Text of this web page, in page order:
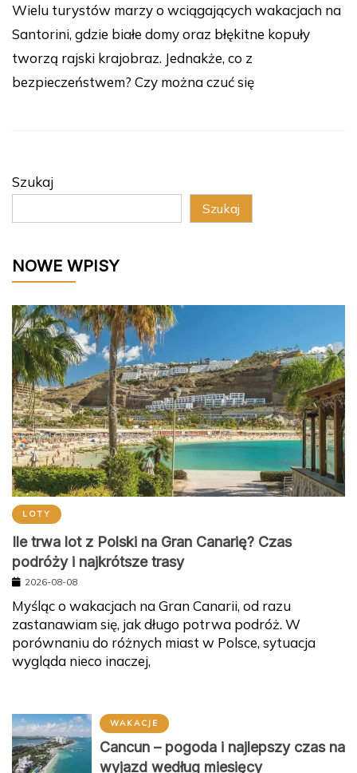
Wielu turystów marzy o wciągających wakacjach na
Santorini, gdzie białe domy oraz błękitne kopuły
tworzą rajski krajobraz. Jednakże, co z
bezpieczeństwem? Czy można czuć się
Szukaj
Szukaj
NOWE WPISY
LOTY
Ile trwa lot z Polski na Gran Canarię? Czas
podróży i najkrótsze trasy
2026-08-08
Myśląc o wakacjach na Gran Canarii, od razu
zastanawiam się, jak długo potrwa podróż. W
porównaniu do różnych miast w Polsce, sytuacja
wygląda nieco inaczej,
WAKACJE
Cancun – pogoda i najlepszy czas na
wyjazd według miesięcy